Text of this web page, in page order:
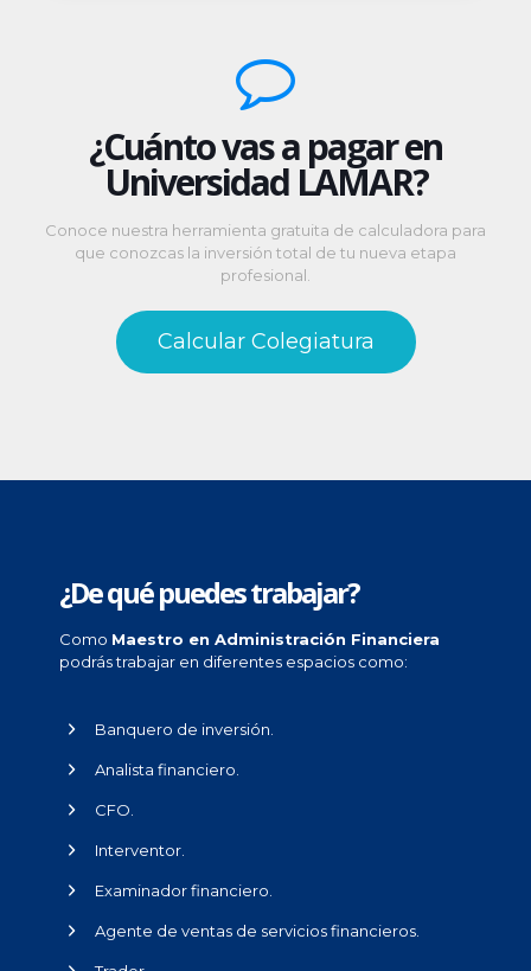
¿Cuánto vas a pagar en
Universidad LAMAR?
Conoce nuestra herramienta gratuita de calculadora para
que conozcas la inversión total de tu nueva etapa
profesional.
Calcular Colegiatura
¿De qué puedes trabajar?
Como Maestro en Administración Financiera
podrás trabajar en diferentes espacios como:
Banquero de inversión.
Analista financiero.
CFO.
Interventor.
Examinador financiero.
Agente de ventas de servicios financieros.